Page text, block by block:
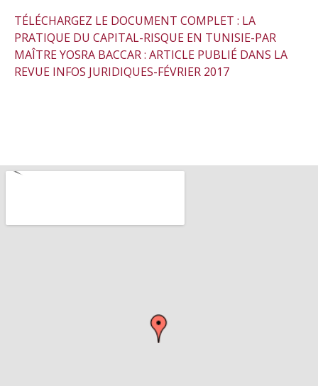
TÉLÉCHARGEZ LE DOCUMENT COMPLET : LA
PRATIQUE DU CAPITAL-RISQUE EN TUNISIE-PAR
MAÎTRE YOSRA BACCAR : ARTICLE PUBLIÉ DANS LA
REVUE INFOS JURIDIQUES-FÉVRIER 2017